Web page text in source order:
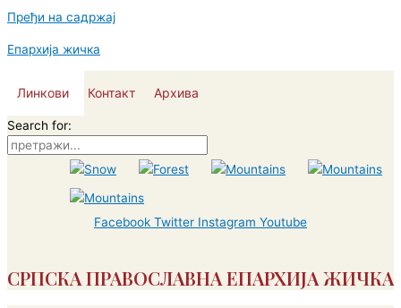
Пређи на садржај
Епархија жичка
Линкови Контакт Архива
Search for:
Facebook Twitter Instagram Youtube
СРПСКА ПРАВОСЛАВНА ЕПАРХИЈА ЖИЧКА